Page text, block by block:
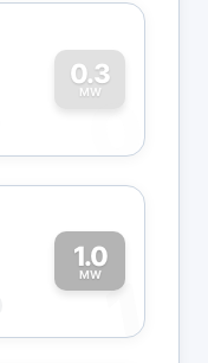
0.3
MW
0
1.0
MW1